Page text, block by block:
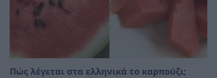
Πώς λέγεται στα ελληνικά το καρπούζι;